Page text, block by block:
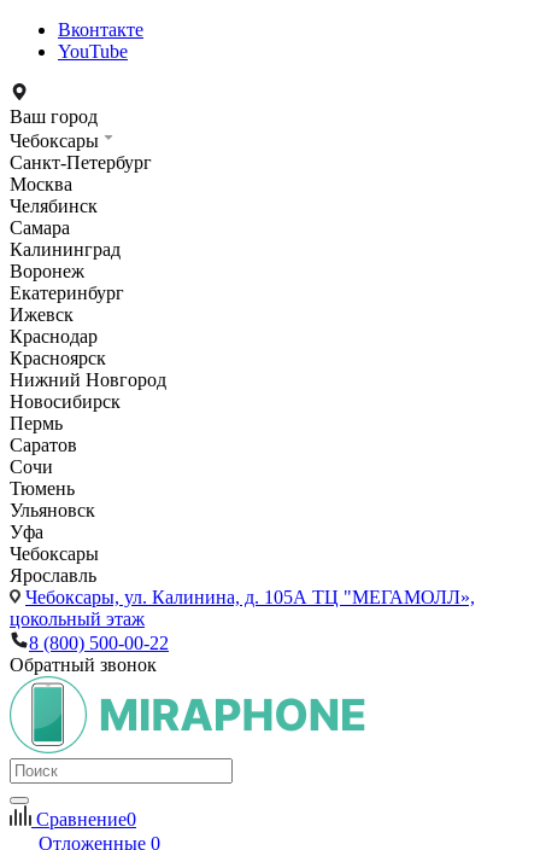
Вконтакте
YouTube
Ваш город
Чебоксары
Санкт-Петербург
Москва
Челябинск
Самара
Калининград
Воронеж
Екатеринбург
Ижевск
Краснодар
Красноярск
Нижний Новгород
Новосибирск
Пермь
Саратов
Сочи
Тюмень
Ульяновск
Уфа
Чебоксары
Ярославль
Чебоксары, ул. Калинина, д. 105А ТЦ "МЕГАМОЛЛ»,
цокольный этаж
8 (800) 500-00-22
Обратный звонок
Сравнение0
Отложенные 0